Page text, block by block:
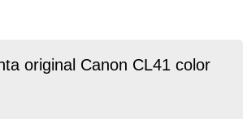
original Canon CL41 color